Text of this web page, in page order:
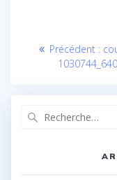
Précédent :
1030744_640